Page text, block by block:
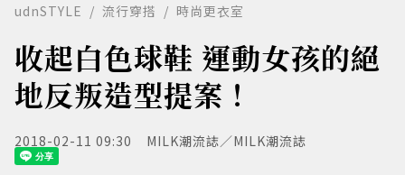
udnSTYLE 流行穿搭 時尚更衣室
收起白色球鞋 運動女孩的絕
地反叛造型提案！
2018-02-11 09:30 MILK潮流誌／MILK潮流誌